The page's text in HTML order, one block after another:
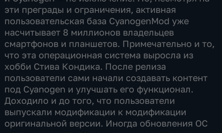
эти преграды и ограничения, активная
пользовательская база CyanogenMod уже
насчитывает 8 миллионов владельцев
смартфонов и планшетов. Примечательно и то,
что эта операционная система выросла из
хобби Стива Кондика. После релиза
пользователи сами начали создавать контент
под Cyanogen и улучшать его функционал.
Доходило и до того, что пользователи
выпускали модификации к модификации
оригинальной версии. Иногда обновления ОС